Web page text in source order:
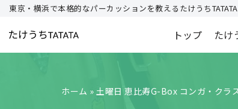
コ
ン
東京・横浜で本格的なパーカッションを教えるたけうちTATATA
トップ たけ
ホーム » 土曜日 恵比寿G-Box コンガ・クラ